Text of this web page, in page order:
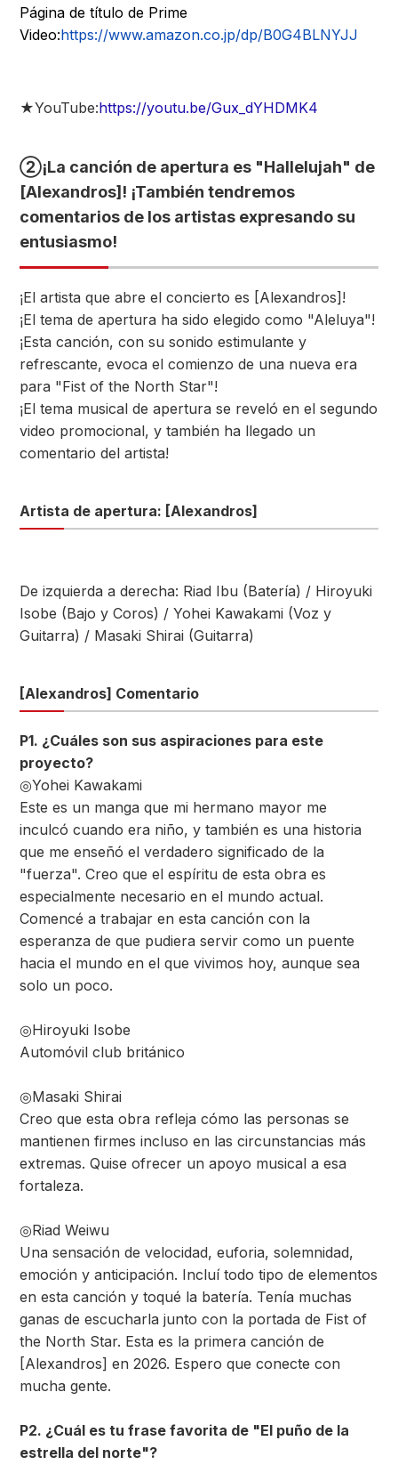
Página de título de Prime
Video:https://www.amazon.co.jp/dp/B0G4BLNYJJ
★YouTube:https://youtu.be/Gux_dYHDMK4
②¡La canción de apertura es "Hallelujah" de
[Alexandros]! ¡También tendremos
comentarios de los artistas expresando su
entusiasmo!
¡El artista que abre el concierto es [Alexandros]!
¡El tema de apertura ha sido elegido como "Aleluya"!
¡Esta canción, con su sonido estimulante y
refrescante, evoca el comienzo de una nueva era
para "Fist of the North Star"!
¡El tema musical de apertura se reveló en el segundo
video promocional, y también ha llegado un
comentario del artista!
Artista de apertura: [Alexandros]
De izquierda a derecha: Riad Ibu (Batería) / Hiroyuki
Isobe (Bajo y Coros) / Yohei Kawakami (Voz y
Guitarra) / Masaki Shirai (Guitarra)
[Alexandros] Comentario
P1. ¿Cuáles son sus aspiraciones para este
proyecto?
◎Yohei Kawakami
Este es un manga que mi hermano mayor me
inculcó cuando era niño, y también es una historia
que me enseñó el verdadero significado de la
"fuerza". Creo que el espíritu de esta obra es
especialmente necesario en el mundo actual.
Comencé a trabajar en esta canción con la
esperanza de que pudiera servir como un puente
hacia el mundo en el que vivimos hoy, aunque sea
solo un poco.
◎Hiroyuki Isobe
Automóvil club británico
◎Masaki Shirai
Creo que esta obra refleja cómo las personas se
mantienen firmes incluso en las circunstancias más
extremas. Quise ofrecer un apoyo musical a esa
fortaleza.
◎Riad Weiwu
Una sensación de velocidad, euforia, solemnidad,
emoción y anticipación. Incluí todo tipo de elementos
en esta canción y toqué la batería. Tenía muchas
ganas de escucharla junto con la portada de Fist of
the North Star. Esta es la primera canción de
[Alexandros] en 2026. Espero que conecte con
mucha gente.
P2. ¿Cuál es tu frase favorita de "El puño de la
estrella del norte"?